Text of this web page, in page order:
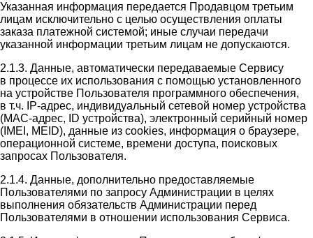
Указанная информация передается Продавцом третьим
лицам исключительно с целью осуществления оплаты
заказа платежной системой; иные случаи передачи
указанной информации третьим лицам не допускаются.
2.1.3. Данные, автоматически передаваемые Сервису
в процессе их использования с помощью установленного
на устройстве Пользователя программного обеспечения,
в т.ч. IP-адрес, индивидуальный сетевой номер устройства
(MAC-адрес, ID устройства), электронный серийный номер
(IMEI, MEID), данные из cookies, информация о браузере,
операционной системе, времени доступа, поисковых
запросах Пользователя.
2.1.4. Данные, дополнительно предоставляемые
Пользователями по запросу Администрации в целях
выполнения обязательств Администрации перед
Пользователями в отношении использования Сервиса.